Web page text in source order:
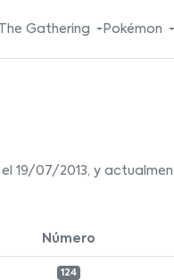
Gathering Pokémon
19/07/2013, y
Número
124